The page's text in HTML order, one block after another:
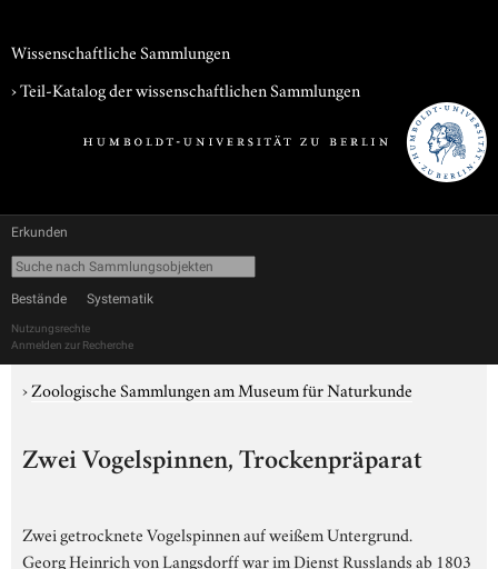
Wissenschaftliche Sammlungen
› Teil-Katalog der wissenschaftlichen Sammlungen
Erkunden
Bestände Systematik
Nutzungsrechte
Anmelden zur Recherche
›Zoologische Sammlungen am Museum für Naturkunde
Zwei Vogelspinnen, Trockenpräparat
Zwei getrocknete Vogelspinnen auf weißem Untergrund.
Georg Heinrich von Langsdorff war im Dienst Russlands ab 1803